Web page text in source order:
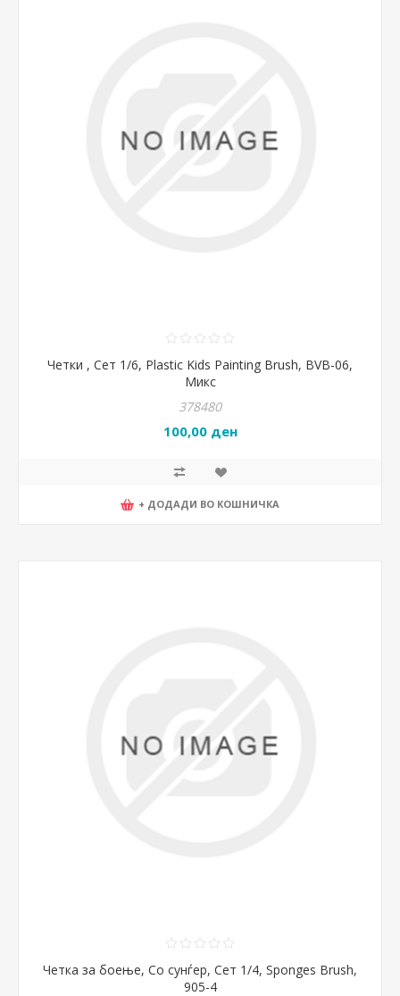
Четки , Сет 1/6, Plastic Kids Painting Brush, BVB-06,
Микс
378480
100,00 ден
+ ДОДАДИ ВО КОШНИЧКА
Четка за боење, Со сунѓер, Сет 1/4, Sponges Brush,
905-4